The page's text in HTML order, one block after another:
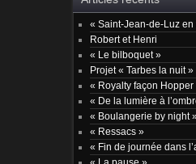
« Saint-Jean-de-Luz en
Robert et Henri
« Le bilboquet »
Projet « Tarbes la nuit »
« Royalty façon Hopper
« De la lumière à
« Boulangerie by night
« Ressacs »
« Fin de journée dans
« La pause »